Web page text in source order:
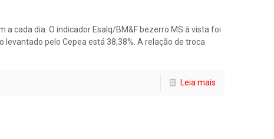
cada dia. O indicador Esalq/BM&F bezerro MS à vista foi
pelo Cepea está 38,38%. A relação de troca
Leia mais